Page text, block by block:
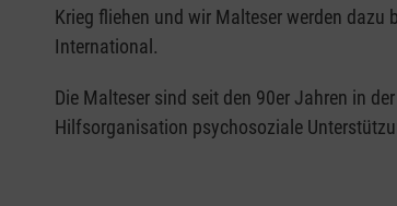
Krieg fliehen und wir Malteser werden dazu
International.
Die Malteser sind seit den 90er Jahren in
Hilfsorganisation psychosoziale